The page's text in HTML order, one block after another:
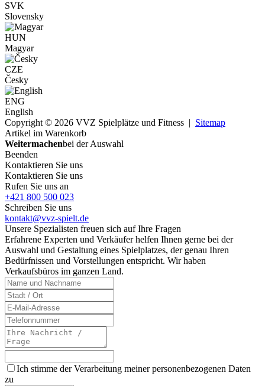
SVK
Slovensky
HUN
Magyar
CZE
Česky
ENG
English
Copyright © 2026 VVZ Spielplätze und Fitness | Sitemap
Artikel im Warenkorb
Weitermachenbei der Auswahl
Beenden
Kontaktieren Sie uns
Kontaktieren Sie uns
Rufen Sie uns an
+421 800 500 023
Schreiben Sie uns
kontakt@vvz-spielt.de
Unsere Spezialisten freuen sich auf Ihre Fragen
Erfahrene Experten und Verkäufer helfen Ihnen gerne bei der
Auswahl und Gestaltung eines Spielplatzes, der genau Ihren
Bedürfnissen und Vorstellungen entspricht. Wir haben
Verkaufsbüros im ganzen Land.
Ich stimme der Verarbeitung meiner personenbezogenen Daten
zu